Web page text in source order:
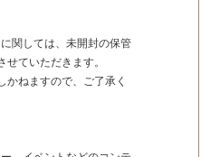
関しては、未開封の保管
ていただきます。
かねますので、ご了承く